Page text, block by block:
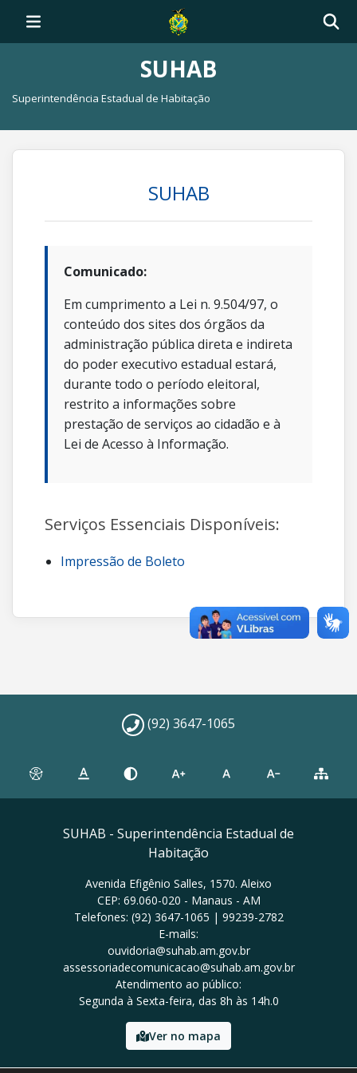
SUHAB
Superintendência Estadual de Habitação
SUHAB
Comunicado:
Em cumprimento a Lei n. 9.504/97, o
conteúdo dos sites dos órgãos da
administração pública direta e indireta
do poder executivo estadual estará,
durante todo o período eleitoral,
restrito a informações sobre
prestação de serviços ao cidadão e à
Lei de Acesso à Informação.
Serviços Essenciais Disponíveis:
Impressão de Boleto
(92) 3647-1065
SUHAB - Superintendência Estadual de
Habitação
Avenida Efigênio Salles, 1570. Aleixo
CEP: 69.060-020 - Manaus - AM
Telefones: (92) 3647-1065 | 99239-2782
E-mails:
ouvidoria@suhab.am.gov.br
assessoriadecomunicacao@suhab.am.gov.br
Atendimento ao público:
Segunda à Sexta-feira, das 8h às 14h.0
Ver no mapa